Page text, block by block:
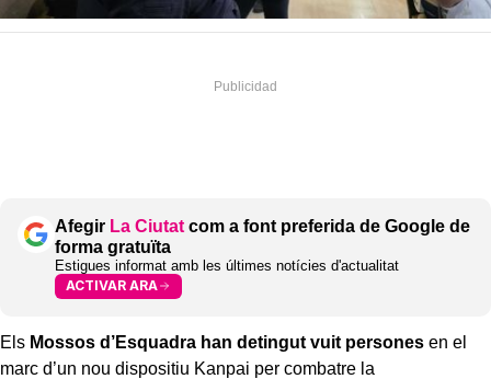
Afegir La Ciutat com a font preferida de Google de
forma gratuïta
Estigues informat amb les últimes notícies d'actualitat
ACTIVAR ARA
Els Mossos d’Esquadra han detingut vuit persones en el
marc d’un nou dispositiu Kanpai per combatre la